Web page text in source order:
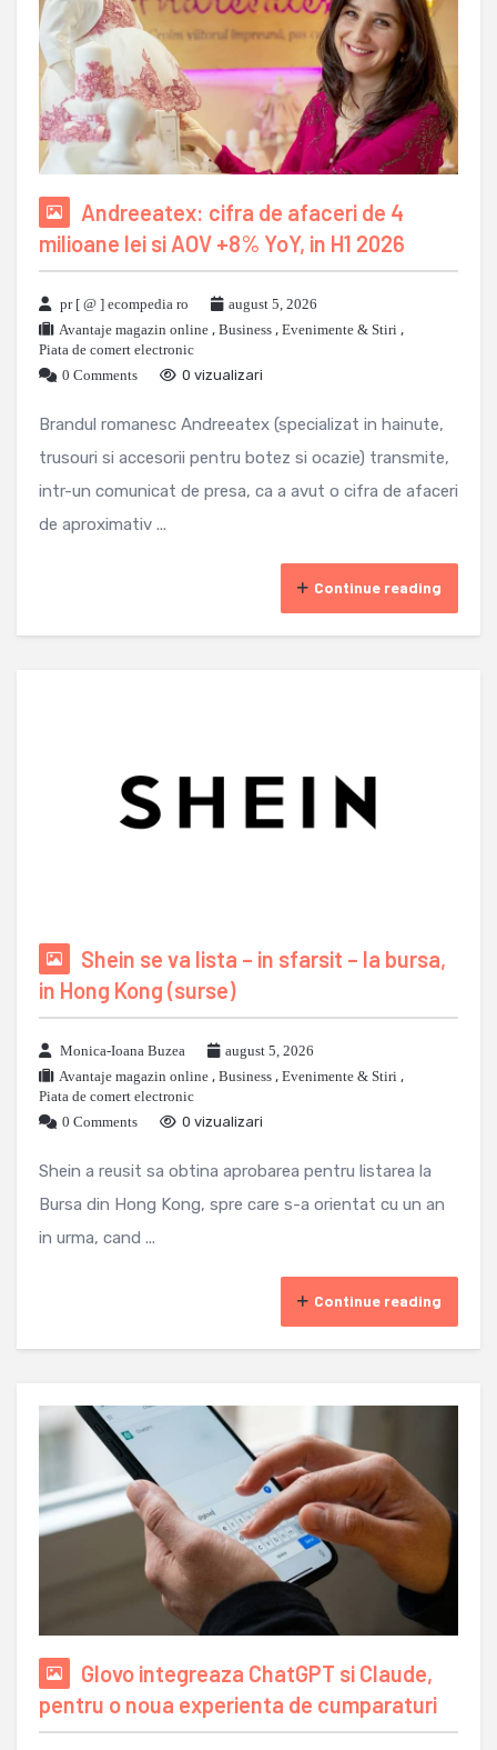
Andreeatex: cifra de afaceri de 4
milioane lei si AOV +8% YoY, in H1 2026
pr [ @ ] ecompedia ro
august 5, 2026
Avantaje magazin online , Business , Evenimente & Stiri ,
Piata de comert electronic
0 Comments
0 vizualizari
Brandul romanesc Andreeatex (specializat in hainute,
trusouri si accesorii pentru botez si ocazie) transmite,
intr-un comunicat de presa, ca a avut o cifra de afaceri
de aproximativ ...
Continue reading
Shein se va lista – in sfarsit – la bursa,
in Hong Kong (surse)
Monica-Ioana Buzea
august 5, 2026
Avantaje magazin online , Business , Evenimente & Stiri ,
Piata de comert electronic
0 Comments
0 vizualizari
Shein a reusit sa obtina aprobarea pentru listarea la
Bursa din Hong Kong, spre care s-a orientat cu un an
in urma, cand ...
Continue reading
Glovo integreaza ChatGPT si Claude,
pentru o noua experienta de cumparaturi